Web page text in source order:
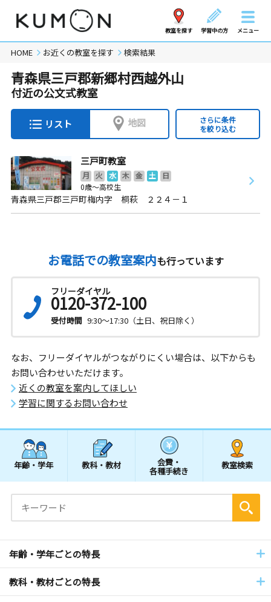
教室を探す 学習中の方 メニュー
HOME お近くの教室を探す 検索結果
青森県三戸郡新郷村西越外山
付近の公文式教室
リスト 地図
さらに条件
を絞り込む
三戸町教室
月 火 水 木 金 土
日
0歳～高校生
青森県三戸郡三戸町梅内字 桐萩 ２２４－１
お電話での教室案内も行っています
フリーダイヤル
0120-372-100
受付時間 9:30～17:30（土日、祝日除く）
なお、フリーダイヤルがつながりにくい場合は、以下からも
お問い合わせいただけます。
近くの教室を案内してほしい
学習に関するお問い合わせ
年齢・学年 教科・教材 会費・
各種手続き
教室検索
年齢・学年ごとの特長
教科・教材ごとの特長